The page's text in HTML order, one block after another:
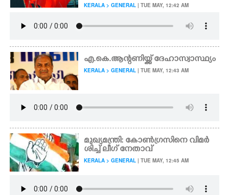
KERALA > GENERAL | TUE MAY, 12:42 AM
എ.കെ.ആന്റണിയ്ക്ക് ദേഹാസ്വാസ്ഥ്യം
KERALA > GENERAL | TUE MAY, 12:43 AM
മുഖ്യമന്ത്രി: കോൺഗ്രസിനെ വിമർ
ശിച്ച് ലീഗ് നേതാവ്
KERALA > GENERAL | TUE MAY, 12:45 AM